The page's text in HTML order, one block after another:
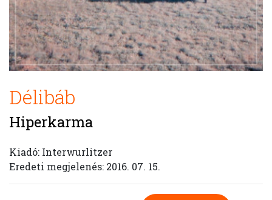
Délibáb
Hiperkarma
Kiadó: Interwurlitzer
Eredeti megjelenés: 2016. 07. 15.